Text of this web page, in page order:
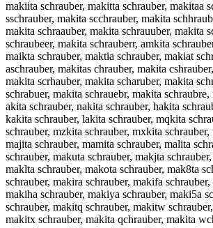
makiita schrauber, makitta schrauber, makitaa
sschrauber, makita scchrauber, makita
makita schraauber, makita schrauuber, makita
schraubeer, makita schrauberr, amkita
maikta schrauber, maktia schrauber, makiat
aschrauber, makitas chrauber, makita
makita scrhauber, makita scharuber, makita
schrabuer, makita schrauebr, makita schraubre,
akita schrauber, nakita schrauber, hakita
kakita schrauber, lakita schrauber, mqkita
schrauber, mzkita schrauber, mxkita schrauber,
majita schrauber, mamita schrauber, malita
schrauber, makuta schrauber, makjta
maklta schrauber, makota schrauber, mak8ta
schrauber, makira schrauber, makifa
makiha schrauber, makiya schrauber, maki5a
schrauber, makitq schrauber, makitw
makitx schrauber, makita qchrauber, makita